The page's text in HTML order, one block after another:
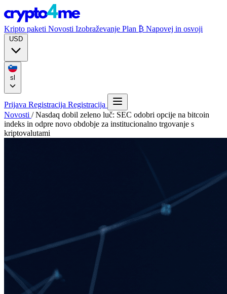
Kripto paketi Novosti Izobraževanje Plan ₿ Napovej in osvoji
Prijava Registracija Registracija
Novosti / Nasdaq dobil zeleno luč: SEC odobri opcije na bitcoin
indeks in odpre novo obdobje za institucionalno trgovanje s
kriptovalutami